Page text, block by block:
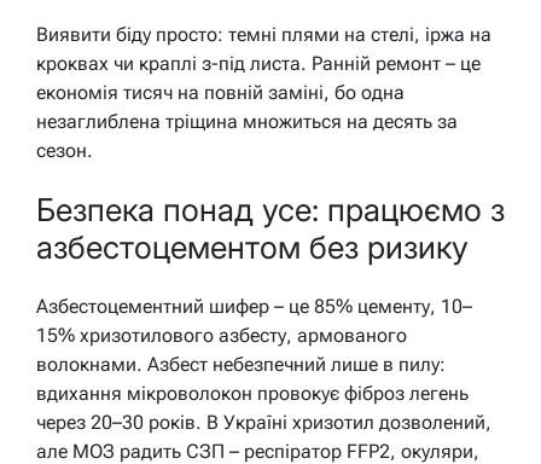
Виявити біду просто: темні плями на стелі, іржа на
кроквах чи краплі з-під листа. Ранній ремонт – це
економія тисяч на повній заміні, бо одна
незаглиблена тріщина множиться на десять за
сезон.
Безпека понад усе: працюємо з
азбестоцементом без ризику
Азбестоцементний шифер – це 85% цементу, 10–
15% хризотилового азбесту, армованого
волокнами. Азбест небезпечний лише в пилу:
вдихання мікроволокон провокує фіброз легень
через 20–30 років. В Україні хризотил дозволений,
але МОЗ радить СЗП – респіратор FFP2, окуляри,